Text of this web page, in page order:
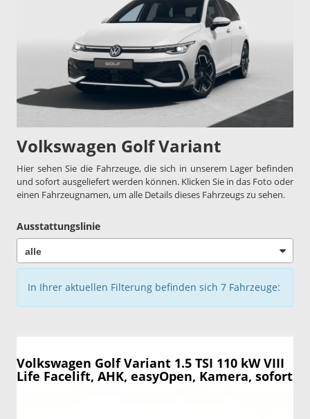
Volkswagen Golf Variant
Hier sehen Sie die Fahrzeuge, die sich in unserem Lager befinden
und sofort ausgeliefert werden können. Klicken Sie in das Foto oder
einen Fahrzeugnamen, um alle Details dieses Fahrzeugs zu sehen.
Ausstattungslinie
In Ihrer aktuellen Filterung befinden sich 7 Fahrzeuge:
Volkswagen Golf Variant 1.5 TSI 110 kW VIII
Life Facelift, AHK, easyOpen, Kamera, sofort